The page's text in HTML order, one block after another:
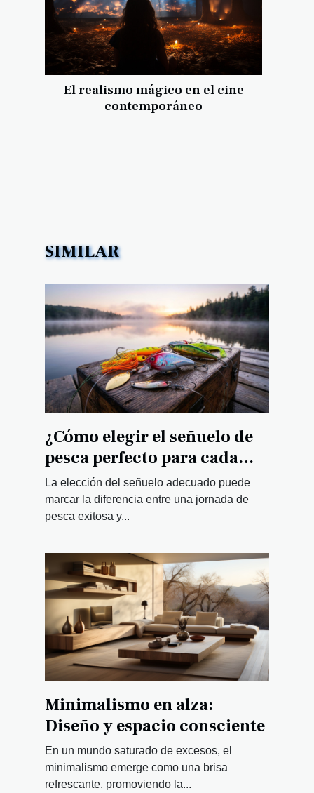
El realismo mágico en el cine
contemporáneo
SIMILAR
¿Cómo elegir el señuelo de
pesca perfecto para cada
tipo de pez?
La elección del señuelo adecuado puede
marcar la diferencia entre una jornada de
pesca exitosa y...
Minimalismo en alza:
Diseño y espacio consciente
En un mundo saturado de excesos, el
minimalismo emerge como una brisa
refrescante, promoviendo la...